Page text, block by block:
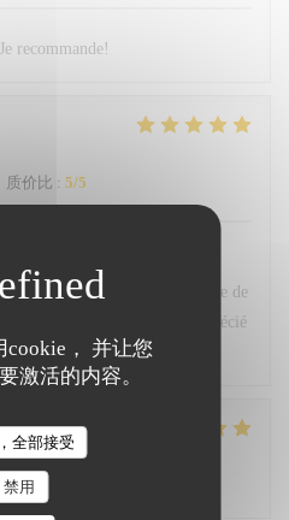
cookie， 并让您
激活的内容。
全部接受
禁用
recommande!
质价比 : 5/5
des serveurs, plats
terrasse calme, loin de la voie de
est un plus. Nous avons apprécié
质价比